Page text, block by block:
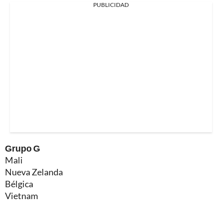
PUBLICIDAD
Grupo G
Mali
Nueva Zelanda
Bélgica
Vietnam